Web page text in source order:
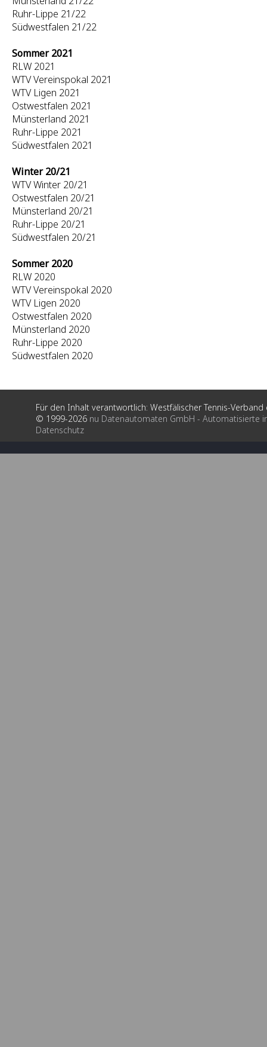
Ruhr-Lippe 21/22
Südwestfalen 21/22
Sommer 2021
RLW 2021
WTV Vereinspokal 2021
WTV Ligen 2021
Ostwestfalen 2021
Münsterland 2021
Ruhr-Lippe 2021
Südwestfalen 2021
Winter 20/21
WTV Winter 20/21
Ostwestfalen 20/21
Münsterland 20/21
Ruhr-Lippe 20/21
Südwestfalen 20/21
Sommer 2020
RLW 2020
WTV Vereinspokal 2020
WTV Ligen 2020
Ostwestfalen 2020
Münsterland 2020
Ruhr-Lippe 2020
Südwestfalen 2020
Für den Inhalt verantwortlich: Westfälischer Tennis-Verband
© 1999-2026 nu Datenautomaten GmbH - Automatisierte
Datenschutz